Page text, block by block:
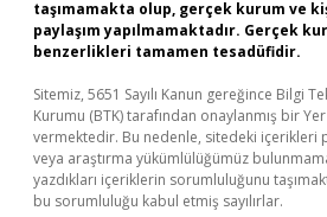
taşımamakta olup, gerçek kurum ve
paylaşım yapılmamaktadır. Gerçek
benzerlikleri tamamen tesadüfidir.
Sitemiz, 5651 Sayılı Kanun gereğince Bilgi
Kurumu (BTK) tarafından onaylanmış bir
vermektedir. Bu nedenle, sitedeki içerikleri
veya araştırma yükümlülüğümüz
yazdıkları içeriklerin sorumluluğunu
bu sorumluluğu kabul etmiş sayılırlar.